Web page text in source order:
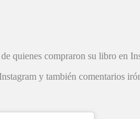
quienes compraron su libro en
y también comentarios